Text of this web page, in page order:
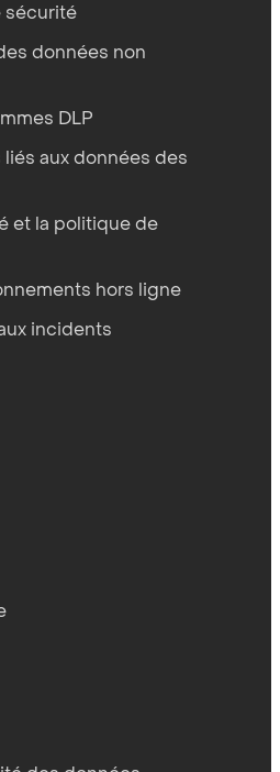
sécurité
données non
DLP
aux données des
et la politique de
hors ligne
incidents